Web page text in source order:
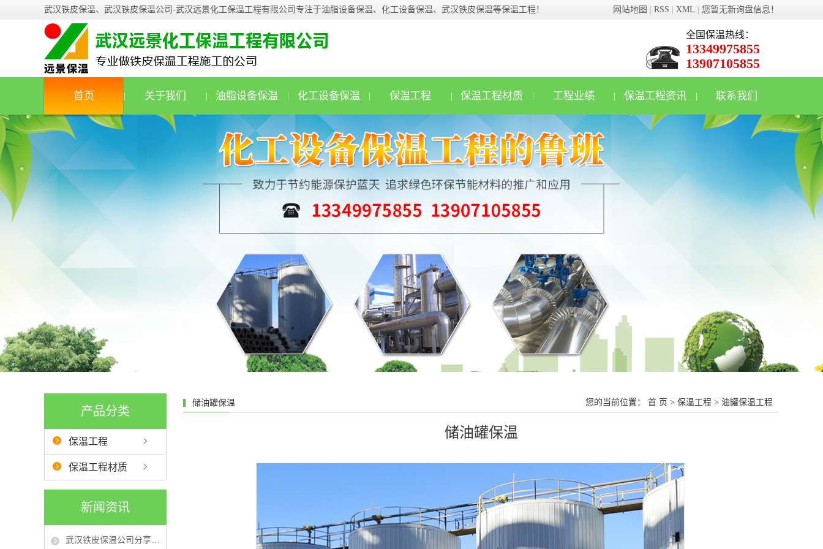
武汉铁皮保温、武汉铁皮保温公司-武汉远景化工保温工程有限公司专注于油脂设备保温、化工设备保温、武汉铁皮保温等保温工程！ 网站地图 RSS XML 您暂无新询盘信息！
全国保温热线：
13349975855
13907105855
首页 关于我们 油脂设备保温 化工设备保温 保温工程 保温工程材质 工程业绩 保温工程资讯 联系我们
产品分类
保温工程
保温工程材质
新闻资讯
武汉铁皮保温公司分享不同防火等级的保温材料在保温工程中的选用
储油罐保温 您的当前位置： 首 页 > 保温工程 > 油罐保温工程
储油罐保温